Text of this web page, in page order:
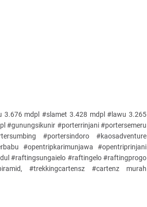
mdpl #slamet 3.428 mdpl #lawu 3.265
#gunungsikunir #porterrinjani #portersemeru
#portersindoro #kaosadventure
#opentripkarimunjawa #opentriprinjani
#raftingsungaielo #raftingelo #raftingprogo
#trekkingcartensz #cartenz murah